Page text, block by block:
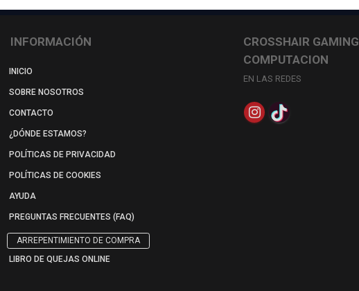
INFORMACIÓN
INICIO
SOBRE NOSOTROS
CONTACTO
¿DÓNDE ESTAMOS?
POLÍTICAS DE PRIVACIDAD
POLÍTICAS DE COOKIES
AYUDA
PREGUNTAS FRECUENTES (FAQ)
ARREPENTIMIENTO DE COMPRA
LIBRO DE QUEJAS ONLINE
CROSSHAIR GAMING
COMPUTACION
EN LAS REDES